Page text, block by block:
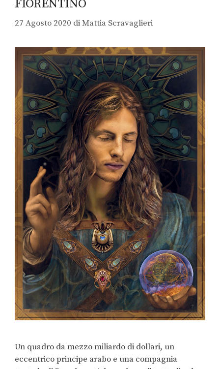
FIORENTINO
27 Agosto 2020 diMattia Scravaglieri
Un quadro da mezzo miliardo di dollari, un
eccentrico principe arabo e una compagnia